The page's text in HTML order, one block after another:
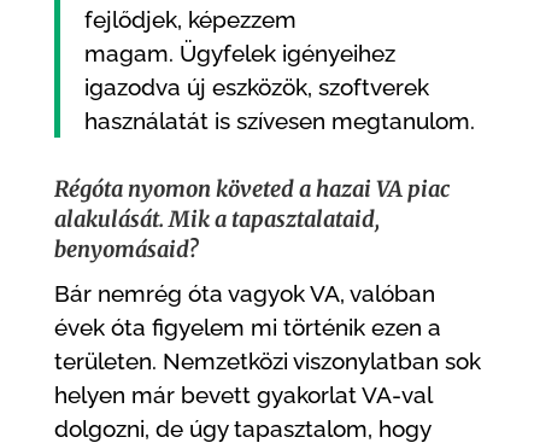
fejlődjek, képezzem
magam. Ügyfelek igényeihez
igazodva új eszközök, szoftverek
használatát is szívesen megtanulom.
Régóta nyomon követed a hazai VA piac
alakulását. Mik a tapasztalataid,
benyomásaid?
Bár nemrég óta vagyok VA, valóban
évek óta figyelem mi történik ezen a
területen. Nemzetközi viszonylatban sok
helyen már bevett gyakorlat VA-val
dolgozni, de úgy tapasztalom, hogy